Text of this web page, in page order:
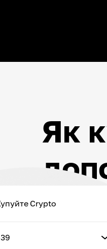
Як
Crypto